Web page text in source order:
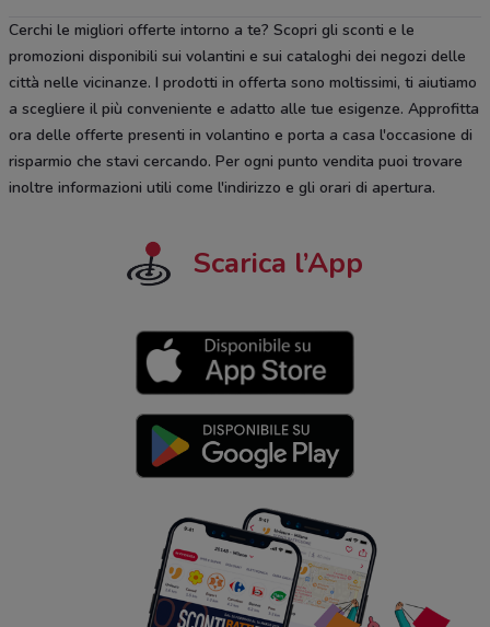
Cerchi le migliori offerte intorno a te? Scopri gli sconti e le
promozioni disponibili sui volantini e sui cataloghi dei negozi delle
città nelle vicinanze. I prodotti in offerta sono moltissimi, ti aiutiamo
a scegliere il più conveniente e adatto alle tue esigenze. Approfitta
ora delle offerte presenti in volantino e porta a casa l'occasione di
risparmio che stavi cercando. Per ogni punto vendita puoi trovare
inoltre informazioni utili come l'indirizzo e gli orari di apertura.
Scarica l’App